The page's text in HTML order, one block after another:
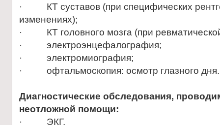
· КТ суставов (при специфических
изменениях);
· КТ головного мозга (при
· электроэнцефалография;
· электромиография;
· офтальмоскопия: осмотр глазного дня.
Диагностические обследования,
неотложной помощи:
· ЭКГ.